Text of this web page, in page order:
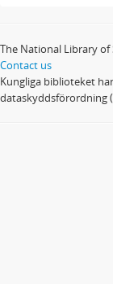
The National Library of
Contact us
Kungliga biblioteket
dataskyddsförordning